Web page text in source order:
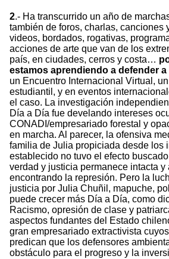
2.- Ha transcurrido un año de
también de foros, charlas, canciones
videos, bordados, rogativas,
acciones de arte que van de los
país, en ciudades, cerros y costa…
estamos aprendiendo a defender
un Encuentro Internacional Virtual,
estudiantil, y en eventos
el caso. La investigación
Día a Día fue develando intereses
CONADI/empresariado forestal y
en marcha. Al parecer, la ofensiva
familia de Julia propiciada desde los
establecido no tuvo el efecto
verdad y justicia permanece intacta y
encontrando la represión. Pero la
justicia por Julia Chuñil, mapuche,
puede crecer más Día a Día, como
Racismo, opresión de clase y
aspectos fundantes del Estado
gran empresariado extractivista
predican que los defensores
obstáculo para el progreso y la